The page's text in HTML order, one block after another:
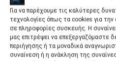
Για να παρέχουμε τις καλύτερες
τεχνολογίες όπως τα cookies για
σε πληροφορίες συσκευής. Η
μας επιτρέψει να επεξεργαζόμαστε
περιήγησης ή τα μοναδικά
συναίνεση ή η ανάκληση της